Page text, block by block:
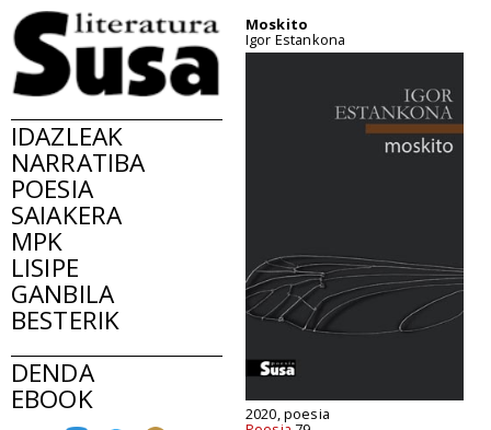
IDAZLEAK
NARRATIBA
POESIA
SAIAKERA
MPK
LISIPE
GANBILA
BESTERIK
DENDA
EBOOK
Moskito
Igor Estankona
2020, poesia